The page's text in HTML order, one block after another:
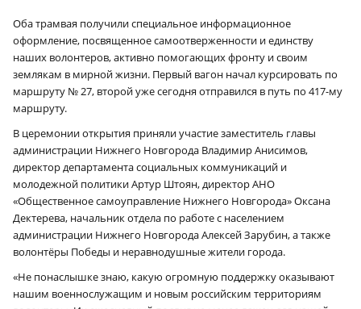
Оба трамвая получили специальное информационное
оформление, посвященное самоотверженности и единству
наших волонтеров, активно помогающих фронту и своим
землякам в мирной жизни. Первый вагон начал курсировать по
маршруту № 27, второй уже сегодня отправился в путь по 417-му
маршруту.
В церемонии открытия приняли участие заместитель главы
администрации Нижнего Новгорода Владимир Анисимов,
директор департамента социальных коммуникаций и
молодежной политики Артур Штоян, директор АНО
«Общественное самоуправление Нижнего Новгорода» Оксана
Дектерева, начальник отдела по работе с населением
администрации Нижнего Новгорода Алексей Зарубин, а также
волонтёры Победы и неравнодушные жители города.
«Не понаслышке знаю, какую огромную поддержку оказывают
нашим военнослужащим и новым российским территориям